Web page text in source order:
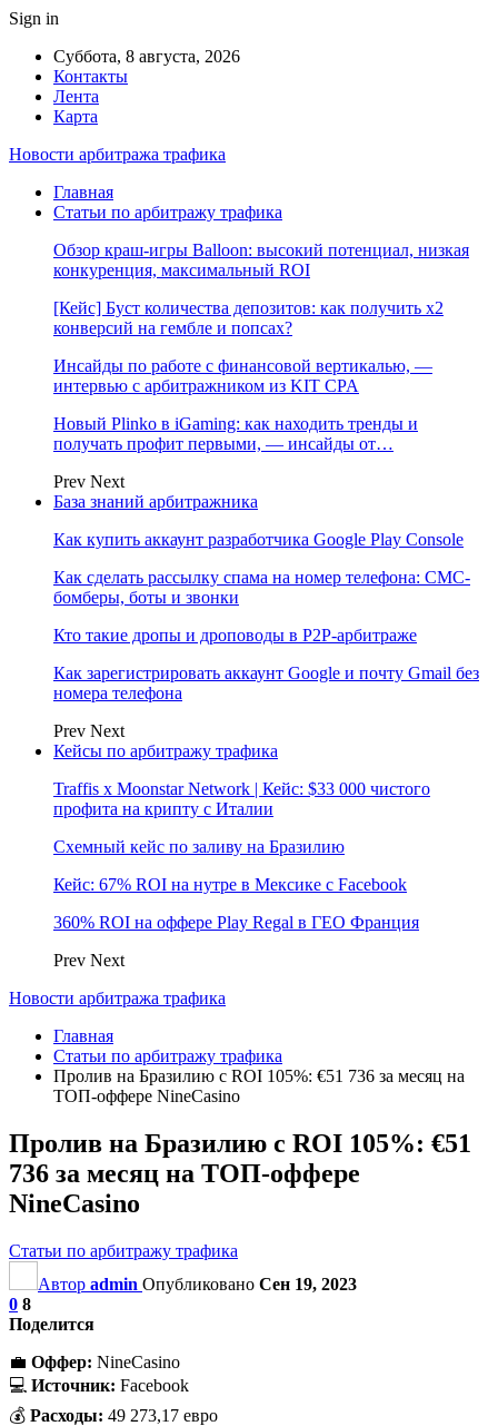
Sign in
Суббота, 8 августа, 2026
Контакты
Лента
Карта
Новости арбитража трафика
Главная
Статьи по арбитражу трафика
Обзор краш-игры Balloon: высокий потенциал, низкая
конкуренция, максимальный ROI
[Кейс] Буст количества депозитов: как получить х2
конверсий на гембле и попсах?
Инсайды по работе с финансовой вертикалью, —
интервью с арбитражником из KIT CPA
Новый Plinko в iGaming: как находить тренды и
получать профит первыми, — инсайды от…
Prev Next
База знаний арбитражника
Как купить аккаунт разработчика Google Play Console
Как сделать рассылку спама на номер телефона: СМС-
бомберы, боты и звонки
Кто такие дропы и дроповоды в P2P-арбитраже
Как зарегистрировать аккаунт Google и почту Gmail без
номера телефона
Prev Next
Кейсы по арбитражу трафика
Traffis x Moonstar Network | Кейс: $33 000 чистого
профита на крипту с Италии
Схемный кейс по заливу на Бразилию
Кейс: 67% ROI на нутре в Мексике с Facebook
360% ROI на оффере Play Regal в ГЕО Франция
Prev Next
Новости арбитража трафика
Главная
Статьи по арбитражу трафика
Пролив на Бразилию с ROI 105%: €51 736 за месяц на
ТОП-оффере NineCasino
Пролив на Бразилию с ROI 105%: €51
736 за месяц на ТОП-оффере
NineCasino
Статьи по арбитражу трафика
Автор admin Опубликовано Сен 19, 2023
0 8
Поделится
💼 Оффер: NineCasino
💻 Источник: Facebook
💰 Расходы: 49 273,17 евро